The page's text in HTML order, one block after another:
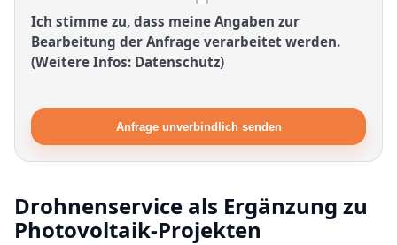
Ich stimme zu, dass meine Angaben zur
Bearbeitung der Anfrage verarbeitet werden.
(Weitere Infos: Datenschutz)
Anfrage unverbindlich senden
Drohnenservice als Ergänzung zu
Photovoltaik-Projekten